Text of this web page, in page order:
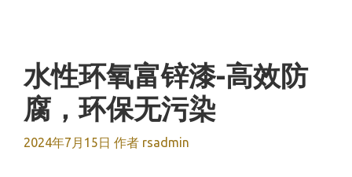
水性环氧富锌漆-高效防
腐，环保无污染
2024年7月15日 作者 rsadmin